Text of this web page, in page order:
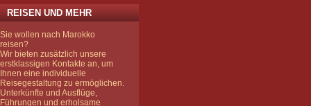
REISEN UND MEHR
Sie wollen nach Marokko
reisen?
Wir bieten zusätzlich unsere
erstklassigen Kontakte an, um
Ihnen eine individuelle
Reisegestaltung zu ermöglichen.
Unterkünfte und Ausflüge,
Führungen und erholsame